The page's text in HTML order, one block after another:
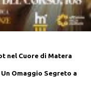
nel Cuore di Matera
Omaggio Segreto a